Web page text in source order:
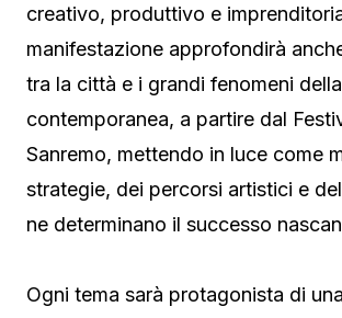
creativo, produttivo e
manifestazione approfondirà
tra la città e i grandi fenomeni
contemporanea, a partire dal
Sanremo, mettendo in luce come
strategie, dei percorsi artistici e
ne determinano il successo
Ogni tema sarà protagonista di